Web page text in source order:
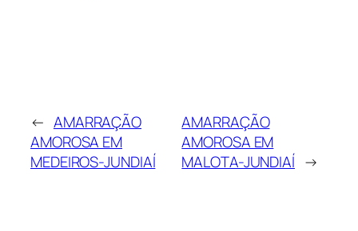
← AMARRAÇÃO
AMOROSA EM
MEDEIROS-JUNDIAÍ
AMARRAÇÃO
AMOROSA EM
MALOTA-JUNDIAÍ →